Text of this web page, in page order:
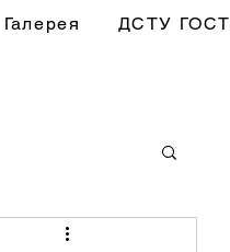
Галерея ДСТУ ГОСТ